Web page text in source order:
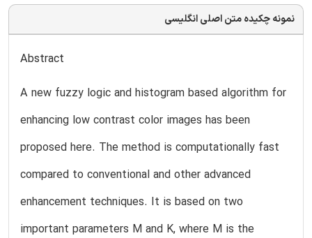
نمونه چکیده متن اصلی انگلیسی
Abstract
A new fuzzy logic and histogram based algorithm for
enhancing low contrast color images has been
proposed here. The method is computationally fast
compared to conventional and other advanced
enhancement techniques. It is based on two
important parameters M and K, where M is the